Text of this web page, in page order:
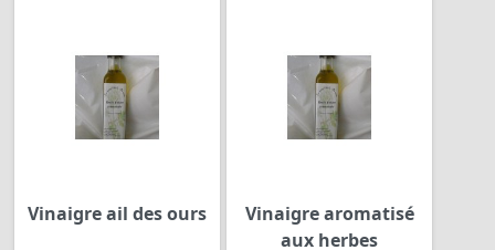
Vinaigre ail des ours
Vinaigre aromatisé
aux herbes